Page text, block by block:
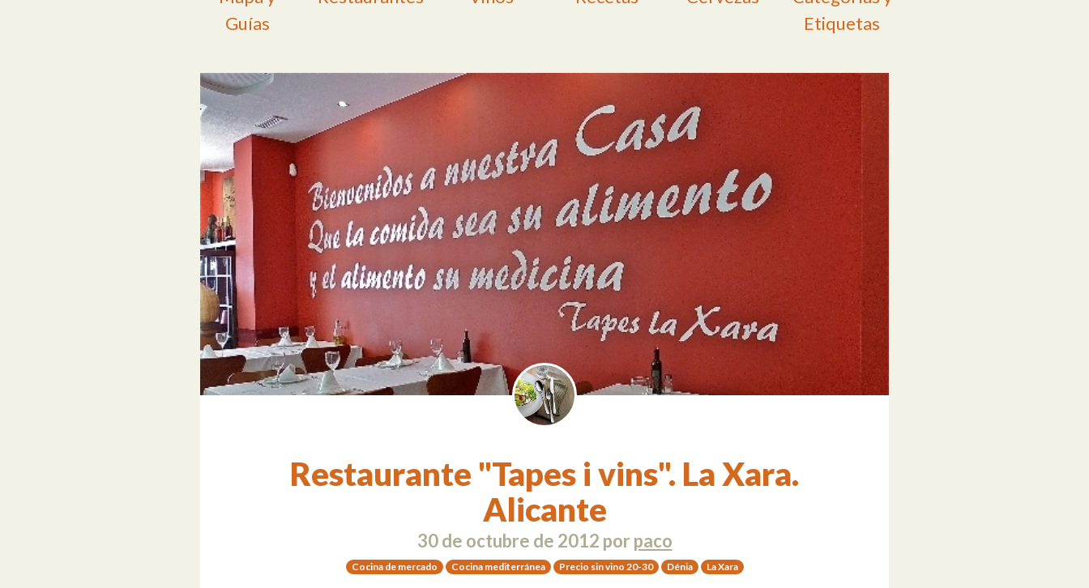
Guías
Etiquetas
Restaurante "Tapes i vins". La Xara.
Alicante
30 de octubre de 2012 por paco
Cocina de mercado Cocina mediterránea Precio sin vino 20-30 Dénia La Xara